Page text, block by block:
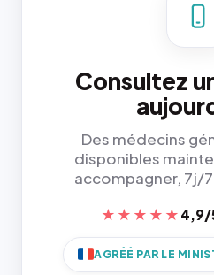
Consultez
Des médecins
disponibles
accompagner, 7j/
★★★★★ 4,9/
AGRÉÉ PAR LE